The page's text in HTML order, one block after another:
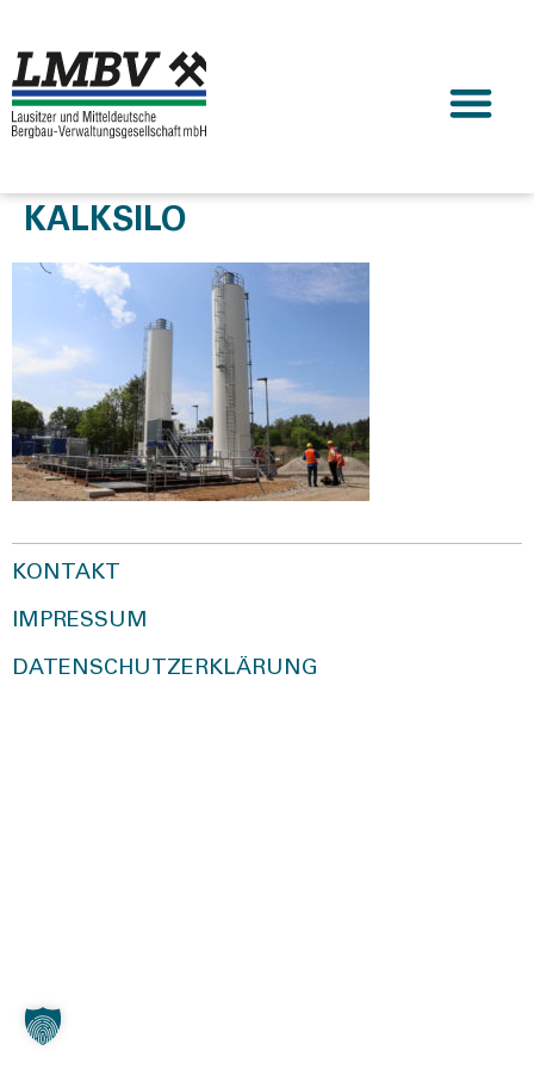
KALKSILO
KONTAKT
IMPRESSUM
DATENSCHUTZERKLÄRUNG